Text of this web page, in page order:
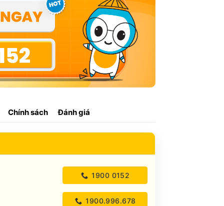
Chính sách Đánh giá
1900 0152
1900.996.678